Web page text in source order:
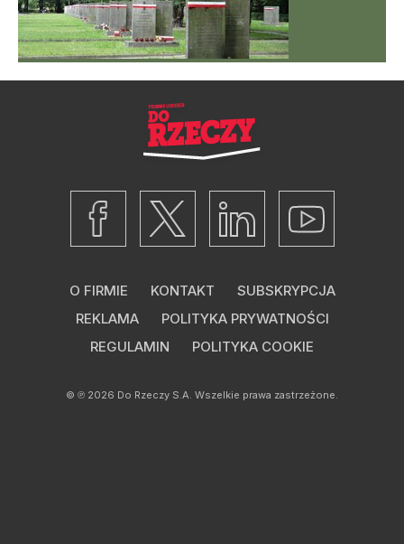
O FIRMIE KONTAKT
SUBSKRYPCJA
REKLAMA
POLITYKA PRYWATNOŚCI
REGULAMIN
POLITYKA COOKIE
© ℗ 2026 Do Rzeczy S.A. Wszelkie prawa zastrzeżone.